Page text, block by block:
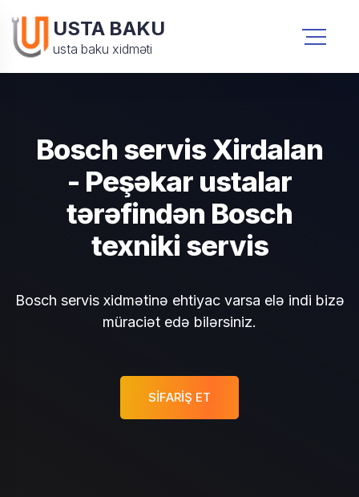
USTA BAKU
usta baku xidməti
Bosch servis Xirdalan
- Peşəkar ustalar
tərəfindən Bosch
texniki servis
Bosch servis xidmətinə ehtiyac varsa elə indi bizə
müraciət edə bilərsiniz.
SIFARIŞ ET